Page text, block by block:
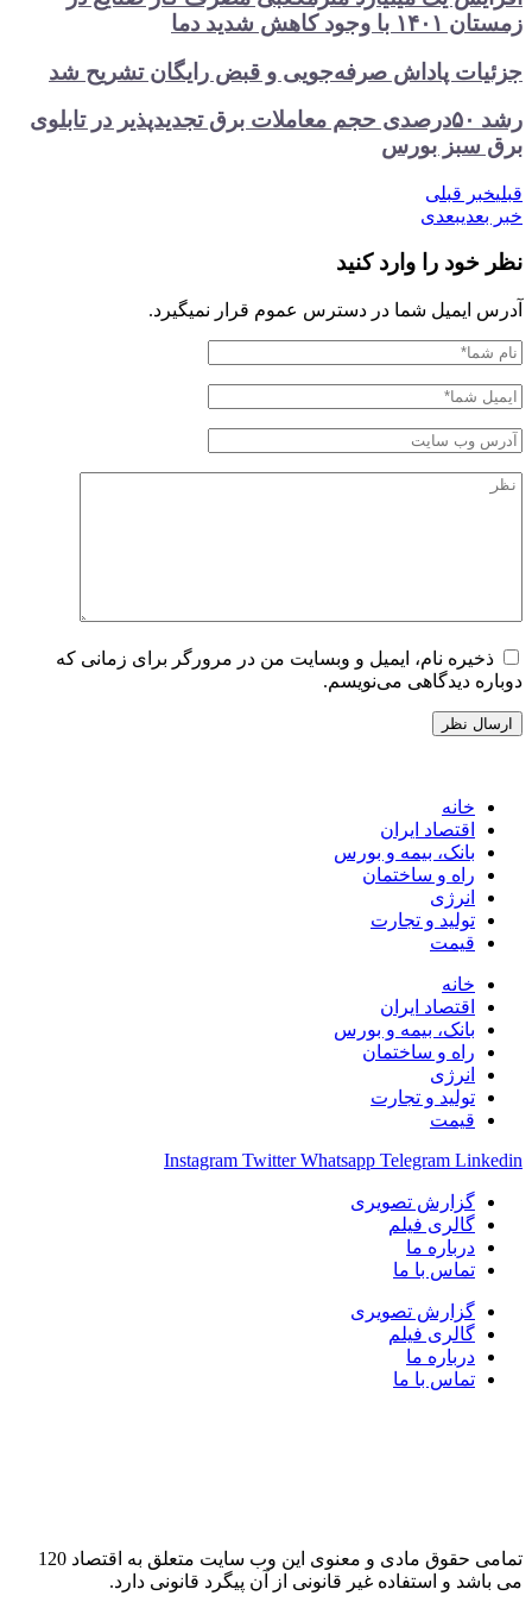
زمستان ۱۴۰۱ با وجود کاهش شدید دما
جزئیات پاداش صرفه‌جویی و قبض رایگان تشریح شد
رشد ۵۰درصدی حجم معاملات برق تجدیدپذیر در تابلوی
برق سبز بورس
قبلیخبر قبلی
خبر بعدیبعدی
نظر خود را وارد کنید
آدرس ایمیل شما در دسترس عموم قرار نمیگیرد.
ذخیره نام، ایمیل و وبسایت من در مرورگر برای زمانی که
دوباره دیدگاهی می‌نویسم.
خانه
اقتصاد ایران
بانک، بیمه و بورس
راه و ساختمان
انرژی
تولید و تجارت
قیمت
خانه
اقتصاد ایران
بانک، بیمه و بورس
راه و ساختمان
انرژی
تولید و تجارت
قیمت
Instagram Twitter Whatsapp Telegram Linkedin
گزارش تصویری
گالری فیلم
درباره ما
تماس با ما
گزارش تصویری
گالری فیلم
درباره ما
تماس با ما
تمامی حقوق مادی و معنوی این وب سایت متعلق به اقتصاد 120
می باشد و استفاده غیر قانونی از آن پیگرد قانونی دارد.